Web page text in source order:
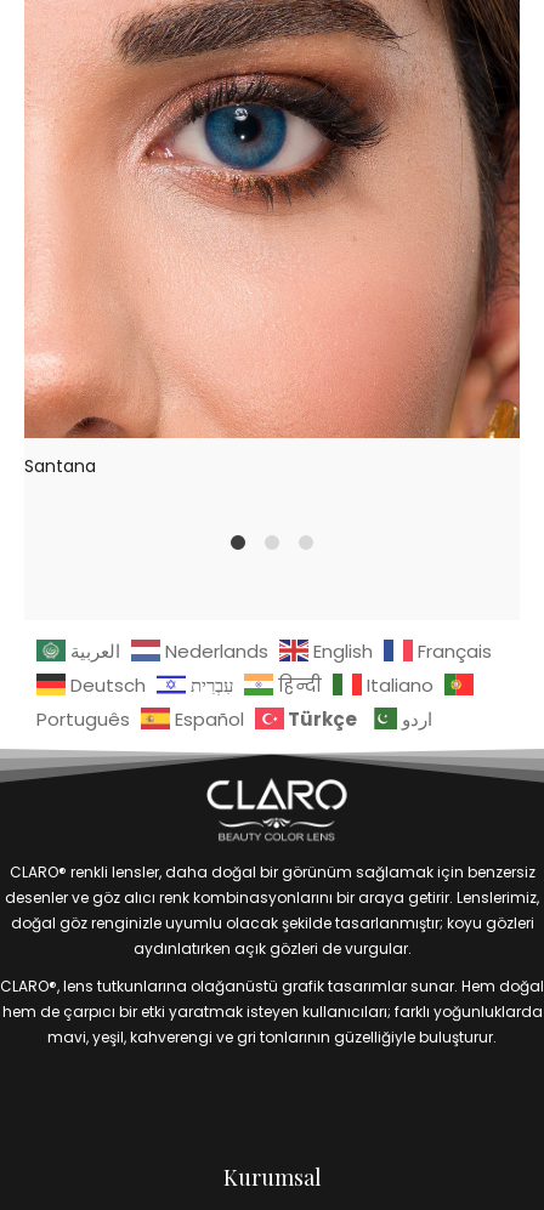
Santana
العربية Nederlands English
Français
Deutsch
עִבְרִית हिन्दी
Italiano
Português
Español Türkçe اردو
CLARO® renkli lensler, daha doğal bir görünüm sağlamak için benzersiz
desenler ve göz alıcı renk kombinasyonlarını bir araya getirir. Lenslerimiz,
doğal göz renginizle uyumlu olacak şekilde tasarlanmıştır; koyu gözleri
aydınlatırken açık gözleri de vurgular.
CLARO®, lens tutkunlarına olağanüstü grafik tasarımlar sunar. Hem doğal
hem de çarpıcı bir etki yaratmak isteyen kullanıcıları; farklı yoğunluklarda
mavi, yeşil, kahverengi ve gri tonlarının güzelliğiyle buluşturur.
Kurumsal